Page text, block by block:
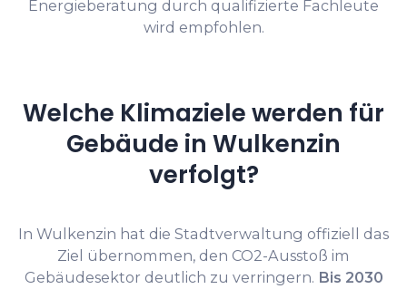
Energieberatung durch qualifizierte Fachleute
wird empfohlen.
Welche Klimaziele werden für
Gebäude in Wulkenzin
verfolgt?
In Wulkenzin hat die Stadtverwaltung offiziell das
Ziel übernommen, den CO2-Ausstoß im
Gebäudesektor deutlich zu verringern. Bis 2030